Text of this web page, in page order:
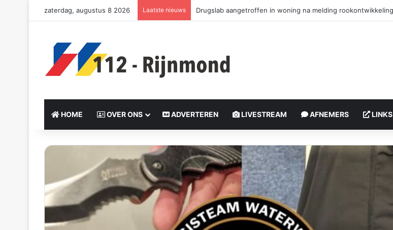
zaterdag, augustus 8 2026 Laatste nieuws Drie slachtoffers bij steekpartij | Schiedamseweg Rotterdam
HOME OVER ONS ADVERTEREN LIVESTREAM AFNEMERS LINKS
Send